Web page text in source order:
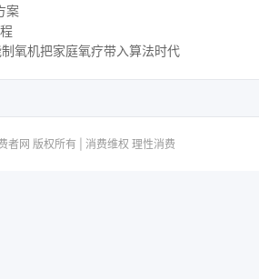
案
氧机把家庭氧疗带入算法时代
者网 版权所有 | 消费维权 理性消费